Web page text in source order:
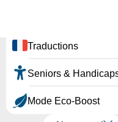
que de
de
la
près